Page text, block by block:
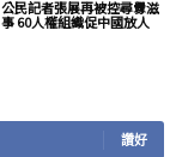
公民記者張展再被控尋釁滋
事 60人權組織促中國放人
讚好